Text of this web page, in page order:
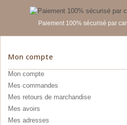
Paiement 100% sécurisé par
Mon compte
Mon compte
Mes commandes
Mes retours de marchandise
Mes avoirs
Mes adresses